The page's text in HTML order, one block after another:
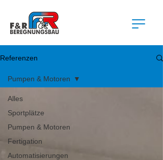
Referenzen
Alles
Sportplätze
Pumpen & Motoren
Fertigation
Automatisierungen
Pumpen & Motoren